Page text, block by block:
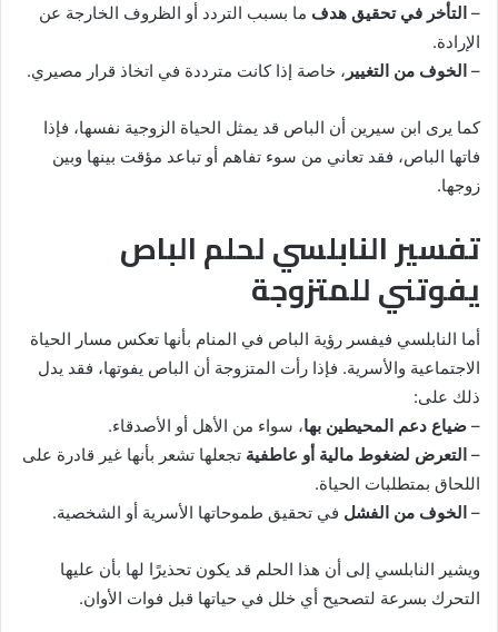
– التأخر في تحقيق هدف ما بسبب التردد أو الظروف الخارجة عن
الإرادة.
– الخوف من التغيير ، خاصة إذا كانت مترددة في اتخاذ قرار مصيري.
كما يرى ابن سيرين أن الباص قد يمثل الحياة الزوجية نفسها، فإذا
فاتها الباص، فقد تعاني من سوء تفاهم أو تباعد مؤقت بينها وبين
زوجها.
تفسير النابلسي لحلم الباص
يفوتني للمتزوجة
أما النابلسي فيفسر رؤية الباص في المنام بأنها تعكس مسار الحياة
الاجتماعية والأسرية. فإذا رأت المتزوجة أن الباص يفوتها، فقد يدل
ذلك على:
– ضياع دعم المحيطين بها، سواء من الأهل أو الأصدقاء.
– التعرض لضغوط مالية أو عاطفية تجعلها تشعر بأنها غير قادرة على
اللحاق بمتطلبات الحياة.
– الخوف من الفشل في تحقيق طموحاتها الأسرية أو الشخصية.
ويشير النابلسي إلى أن هذا الحلم قد يكون تحذيرًا لها بأن عليها
التحرك بسرعة لتصحيح أي خلل في حياتها قبل فوات الأوان.